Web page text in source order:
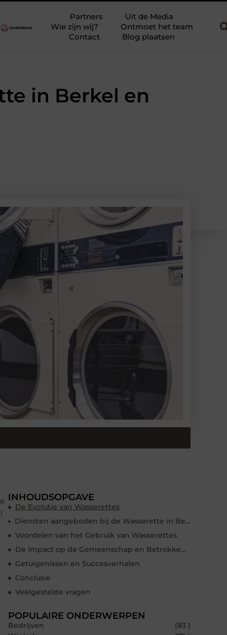
Partners
Uit de Media
Wie zijn wij?
Ontmoet het team
Contact
Blog plaatsen
in Berkel en
INHOUDSOPGAVE
De Evolutie van Wasserettes
Diensten aangeboden bij de Wasserette in Berkel en Rodenrijs
Voordelen van het Gebruik van Wasserettes
De Impact op de Gemeenschap en Betrokkenheid
Getuigenissen en Succesverhalen
Conclusie
Veelgestelde vragen
POPULAIRE ONDERWERPEN
Bedrijven
(83 )